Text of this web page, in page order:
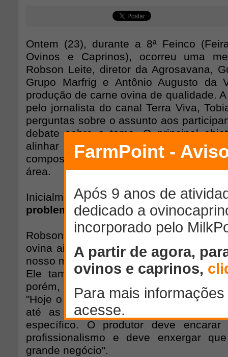
Ontem (23), durante a 8ª Feinco
Ovinos e Caprinos), ocorreu uma
Robson Leite, diretor da Agrosavana,
Grupo Marfrig e Antônio Augusto da
produção de carne ovina de qualidade.
pelo jornalista do canal Terra Viva,
perguntas sobre o assunto aos
debate sobre o tema. O principal
alinhar a cadeia produtiva da
composto por estudantes, produtores
área.
Inicialmente, os participantes foram
problemas atuais da ovinocultura.
Robson Leite iniciou o debate
ovina ainda é incipiente no Brasil, que
nosso modelo e que o principal desafio
Ele também citou que muitos
porém, são fundamentais para a
"Hoje o mercado está absorvendo as
até as ovelhas de descarte já
específico. O produtor deve
profissionalismo e deve enxergar
grande negócio".